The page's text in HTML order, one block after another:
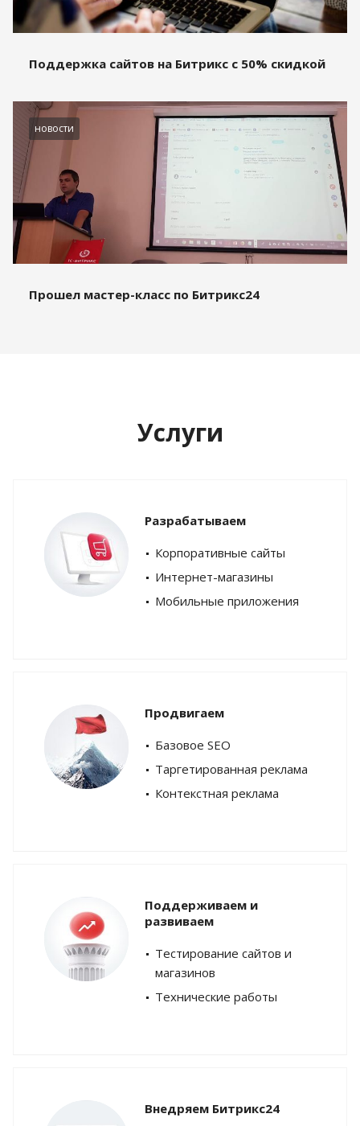
Поддержка сайтов на Битрикс с 50% скидкой
новости
Прошел мастер-класс по Битрикс24
Услуги
Разрабатываем
Корпоративные сайты
Интернет-магазины
Мобильные приложения
Продвигаем
Базовое SEO
Таргетированная реклама
Контекстная реклама
Поддерживаем и
развиваем
Тестирование сайтов и
магазинов
Технические работы
Внедряем Битрикс24